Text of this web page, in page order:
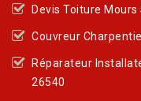
Devis Toiture
Couvreur
Réparateur
26540